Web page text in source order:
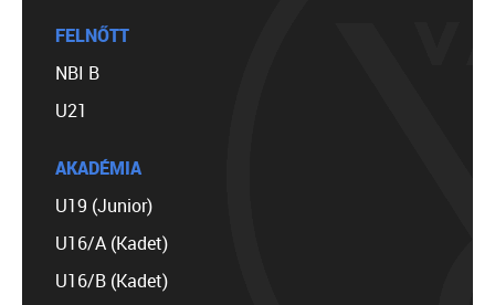
FELNŐTT
NBI B
U21
AKADÉMIA
U19 (Junior)
U16/A (Kadet)
U16/B (Kadet)